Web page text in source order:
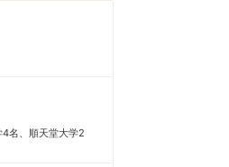
名、順天堂大学2